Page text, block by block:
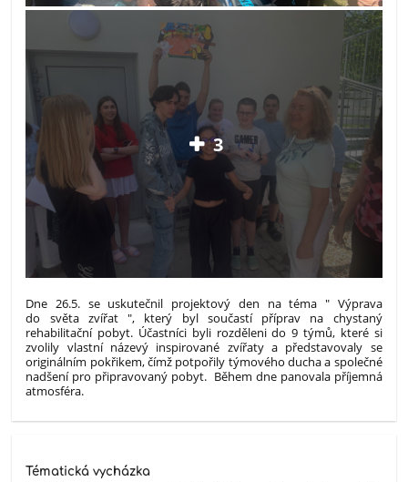
3
Dne 26.5. se uskutečnil projektový den na téma " Výprava
do světa zvířat ", který byl součastí příprav na chystaný
rehabilitační pobyt. Účastníci byli rozděleni do 9 týmů, které si
zvolily vlastní názevý inspirované zvířaty a představovaly se
originálním pokřikem, čímž potpořily týmového ducha a společné
nadšení pro připravovaný pobyt. Během dne panovala příjemná
atmosféra.
Tématická vycházka